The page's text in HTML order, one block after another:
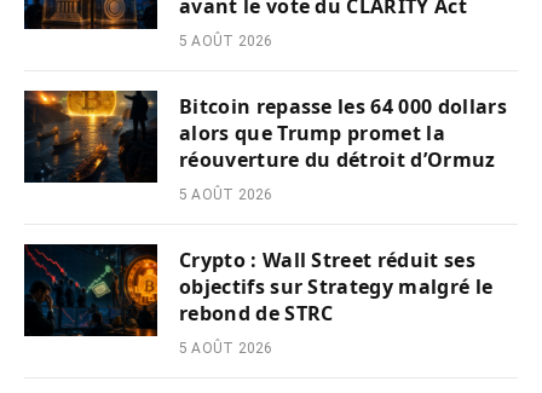
avant le vote du CLARITY Act
5 AOÛT 2026
Bitcoin repasse les 64 000 dollars
alors que Trump promet la
réouverture du détroit d’Ormuz
5 AOÛT 2026
Crypto : Wall Street réduit ses
objectifs sur Strategy malgré le
rebond de STRC
5 AOÛT 2026